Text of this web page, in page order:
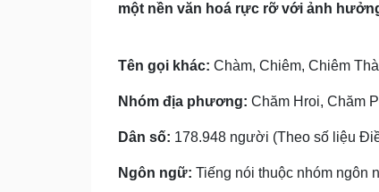
một nền văn hoá rực rỡ với ảnh
Tên gọi khác: Chàm, Chiêm, Chiêm
Nhóm địa phương: Chăm Hroi, Chăm
Dân số: 178.948 người (Theo số liệu
Ngôn ngữ: Tiếng nói thuộc nhóm ngôn